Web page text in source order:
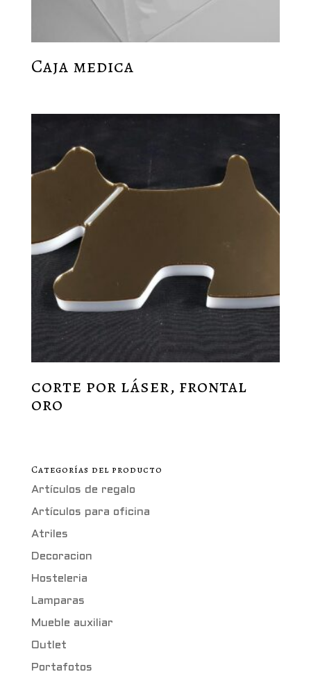
Caja medica
corte por láser, frontal
oro
Categorías del producto
Artículos de regalo
Artículos para oficina
Atriles
Decoracion
Hosteleria
Lamparas
Mueble auxiliar
Outlet
Portafotos